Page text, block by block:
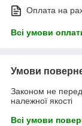
Оплата на
Всі умови
Умови
Законом не
належної якості
Всі умови